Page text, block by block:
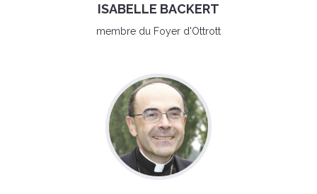
ISABELLE BACKERT
membre du Foyer d'Ottrott